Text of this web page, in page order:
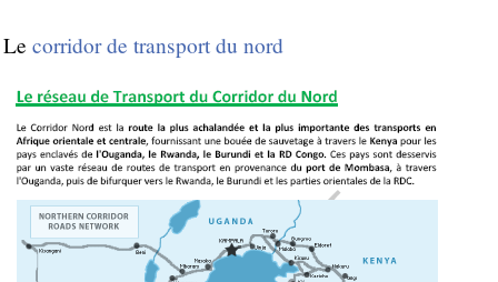
Le corridor de transport du nord